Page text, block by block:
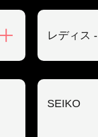
レディス
SEIKO